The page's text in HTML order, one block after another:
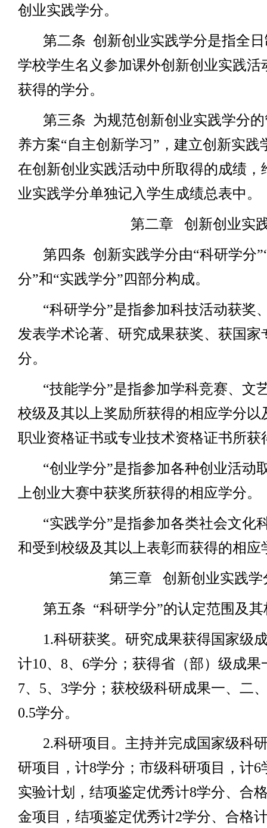
创业实践学分。
第二条 创新创业实践学分是指全
学校学生名义参加课外创新创业实践
获得的学分。
第三条 为规范创新创业实践学分
养方案“自主创新学习”，建立创新实
在创新创业实践活动中所取得的成绩
业实践学分单独记入学生成绩总表中。
第二章
创新创业实
第四条 创新实践学分由“科研学分
分”和“实践学分”四部分构成。
“科研学分”是指参加科技活动获奖
发表学术论著、研究成果获奖、获国
分。
“技能学分”是指参加学科竞赛、文
校级及其以上奖励所获得的相应学分
职业资格证书或专业技术资格证书所获
“创业学分”是指参加各种创业活动
上创业大赛中获奖所获得的相应学分。
“实践学分”是指参加各类社会文化
和受到校级及其以上表彰而获得的相应
第三章
创新创业实践
第五条 “科研学分”的认定范围及
1.科研获奖。研究成果获得国家级
计10、 8、 6学分；获得省（部）级成
7、 5、 3学分；获校级科研成果一、二
0.5学分。
2.科研项目。主持并完成国家级科
研项目，计8学分；市级科研项目，计6
实验计划，结项鉴定优秀计8学分、合
金项目，结项鉴定优秀计2学分、合格